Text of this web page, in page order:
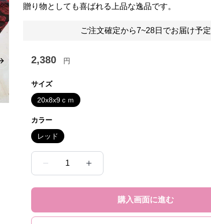
Next slide
贈り物としても喜ばれる上品な逸品です。
ご注文確定から7~28日でお届け予定
2,380 円
サイズ
20x8x9ｃｍ
カラー
レッド
1
購入画面に進む